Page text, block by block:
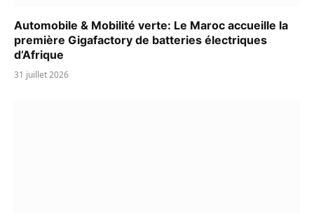
Automobile & Mobilité verte: Le Maroc accueille la
première Gigafactory de batteries électriques
d’Afrique
31 juillet 2026